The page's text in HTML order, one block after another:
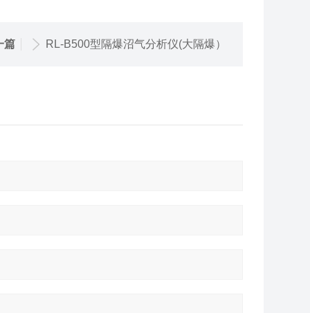
篇 RL-B500型隔爆沼气分析仪(大隔爆）